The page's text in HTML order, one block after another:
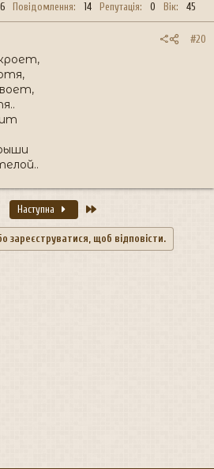
Повідомлення 14 Репутація 0 Вік 45
#20
Наступна
зареєструватися, щоб відповісти.